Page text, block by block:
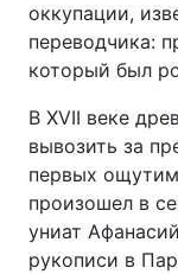
оккупации,
переводчика:
который был
В XVII веке
вывозить за
первых
произошел в
униат
рукописи в